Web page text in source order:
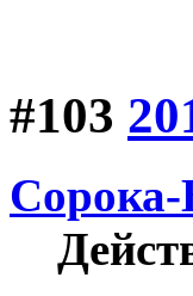
#103
Сорока-